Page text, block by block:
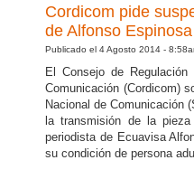
Cordicom pide
de Alfonso
Publicado el 4 Agosto 2014 -
El Consejo de
Comunicación (Cordicom)
Nacional de Comunicación
la transmisión de la
periodista de Ecuavisa
su condición de persona